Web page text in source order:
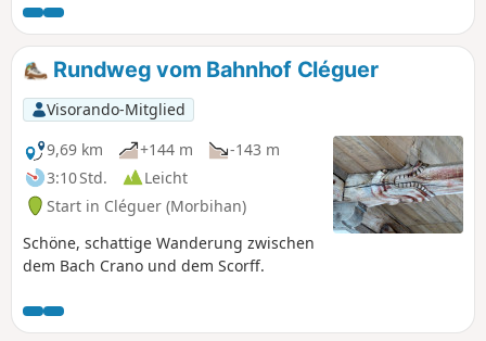
Sie entdecken dabei einen sehr schönen, wilden Fluss mit
kühlem, klarem Wasser
Rundweg vom Bahnhof Cléguer
Visorando-Mitglied
9,69 km
+144 m
-143 m
3:10 Std.
Leicht
Start in Cléguer (Morbihan)
Schöne, schattige Wanderung zwischen
dem Bach Crano und dem Scorff.